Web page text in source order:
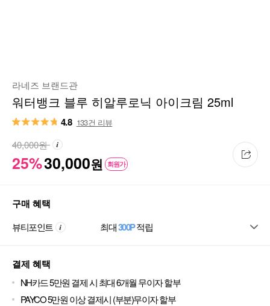
라네즈 브랜드관
워터뱅크 블루 히알루로닉 아이크림 25ml
4.8 133건 리뷰
25%30,000원 회원가
40,000원
구매 혜택
뷰티포인트 최대300P적립
결제 혜택
NH카드 5만원 결제 시 최대 6개월 무이자 할부
PAYCO 5만원 이상 결제시 (부분)무이자 할부